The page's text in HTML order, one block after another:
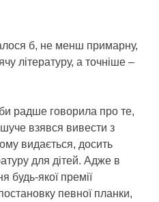
б, не менш примарну,
літературу, а точніше –
радше говорила про те,
взявся вивести з
видається, досить
для дітей. Адже в
будь-якої премії
певної планки,